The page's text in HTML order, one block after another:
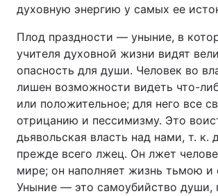
духовную энергию у самых ее
Плод праздности — уныние, в
учителя духовной жизни видят
опасность для души. Человек во
лишен возможности видеть что-
или положительное; для него все
отрицанию и пессимизму. Это
дьявольская власть над нами, т. к.
прежде всего лжец. Он лжет
мире; он наполняет жизнь тьмою и
Уныние — это самоубийство души,